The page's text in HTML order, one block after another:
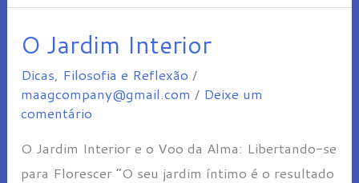
O Jardim Interior
Dicas, Filosofia e Reflexão /
maagcompany@gmail.com / Deixe um
comentário
O Jardim Interior e o Voo da Alma: Libertando-se
para Florescer “O seu jardim íntimo é o resultado
O
Interior